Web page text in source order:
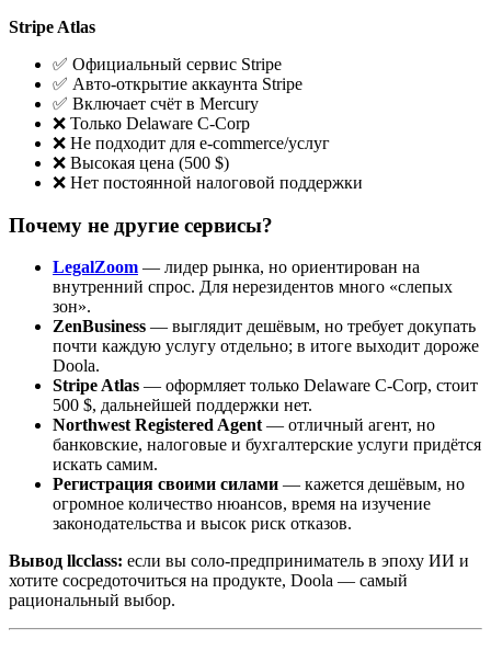
Stripe Atlas
✅ Официальный сервис Stripe
✅ Авто-открытие аккаунта Stripe
✅ Включает счёт в Mercury
❌ Только Delaware C-Corp
❌ Не подходит для e-commerce/услуг
❌ Высокая цена (500 $)
❌ Нет постоянной налоговой поддержки
Почему не другие сервисы?
LegalZoom — лидер рынка, но ориентирован на
внутренний спрос. Для нерезидентов много «слепых
зон».
ZenBusiness — выглядит дешёвым, но требует докупать
почти каждую услугу отдельно; в итоге выходит дороже
Doola.
Stripe Atlas — оформляет только Delaware C-Corp, стоит
500 $, дальнейшей поддержки нет.
Northwest Registered Agent— отличный агент, но
банковские, налоговые и бухгалтерские услуги придётся
искать самим.
Регистрация своими силами — кажется дешёвым, но
огромное количество нюансов, время на изучение
законодательства и высок риск отказов.
Вывод llcclass: если вы соло-предприниматель в эпоху ИИ и
хотите сосредоточиться на продукте, Doola — самый
рациональный выбор.